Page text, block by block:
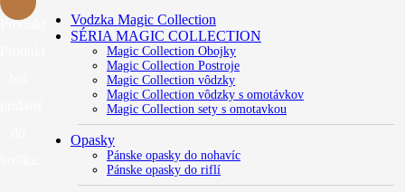
Produkt
Vodzka Magic Collection
SÉRIA MAGIC COLLECTION
Magic Collection Obojky
Magic Collection Postroje
Magic Collection vôdzky
Magic Collection vôdzky s omotávkov
Magic Collection sety s omotavkou
Opasky
Pánske opasky do nohavíc
Pánske opasky do riflí